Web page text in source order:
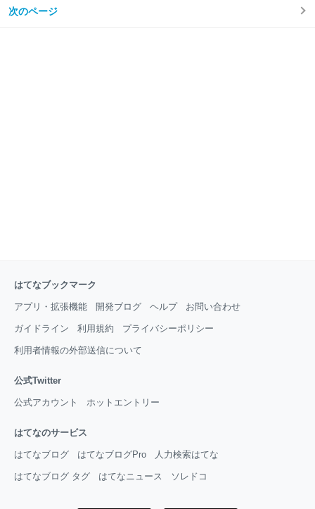
リースした開発者向けベータ版（詳細記事）と同一で
次のページ
はてなブックマーク
アプリ・拡張機能 開発ブログ ヘルプ お問い合わせ
ガイドライン 利用規約 プライバシーポリシー
利用者情報の外部送信について
公式Twitter
公式アカウント ホットエントリー
はてなのサービス
はてなブログ はてなブログPro 人力検索はてな
はてなブログ タグ はてなニュース ソレドコ